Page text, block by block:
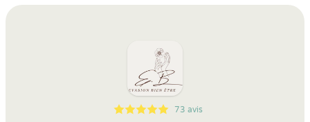
5
1
5
73 73 avis